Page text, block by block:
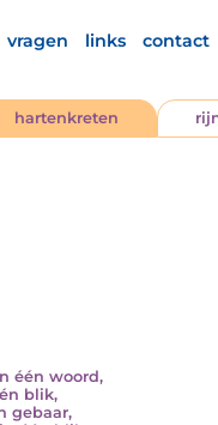
vragen links contact
hartenkreten
één woord,
blik,
gebaar,